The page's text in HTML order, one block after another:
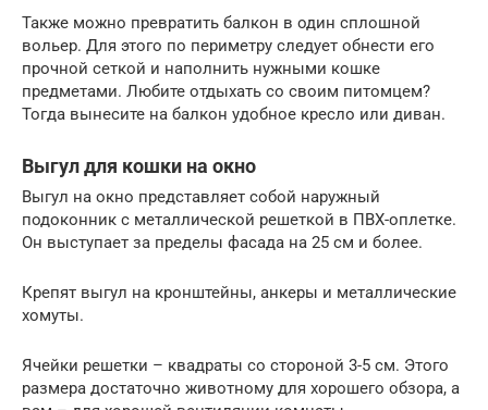
Также можно превратить балкон в один сплошной
вольер. Для этого по периметру следует обнести его
прочной сеткой и наполнить нужными кошке
предметами. Любите отдыхать со своим питомцем?
Тогда вынесите на балкон удобное кресло или диван.
Выгул для кошки на окно
Выгул на окно представляет собой наружный
подоконник с металлической решеткой в ПВХ-оплетке.
Он выступает за пределы фасада на 25 см и более.
Крепят выгул на кронштейны, анкеры и металлические
хомуты.
Ячейки решетки – квадраты со стороной 3-5 см. Этого
размера достаточно животному для хорошего обзора, а